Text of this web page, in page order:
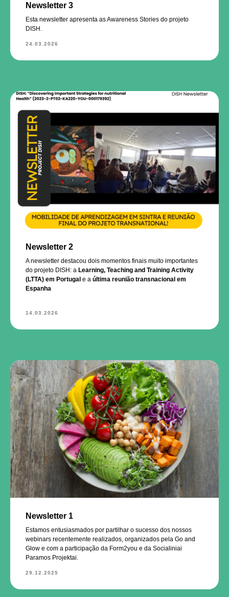
Newsletter 3
Esta newsletter apresenta as Awareness Stories do projeto
DISH.
24.03.2026
Newsletter 2
A newsletter destacou dois momentos finais muito importantes
do projeto DISH: a Learning, Teaching and Training Activity
(LTTA) em Portugal e a última reunião transnacional em
Espanha
14.03.2026
Newsletter 1
Estamos entusiasmados por partilhar o sucesso dos nossos
webinars recentemente realizados, organizados pela Go and
Glow e com a participação da Form2you e da Socialiniai
Paramos Projektai.
29.12.2025